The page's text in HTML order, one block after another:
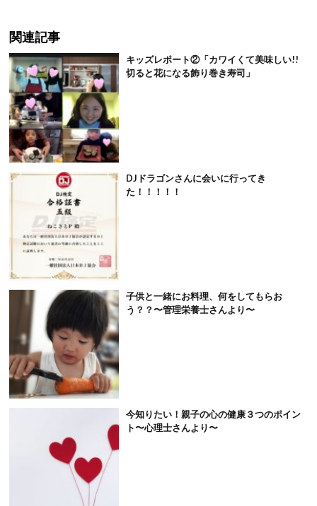
関連記事
キッズレポート②「カワイくて美味しい!!
切ると花になる飾り巻き寿司」
DJドラゴンさんに会いに行ってき
た！！！！！
子供と一緒にお料理、何をしてもらお
う？？〜管理栄養士さんより〜
今知りたい！親子の心の健康３つのポイン
ト〜心理士さんより〜